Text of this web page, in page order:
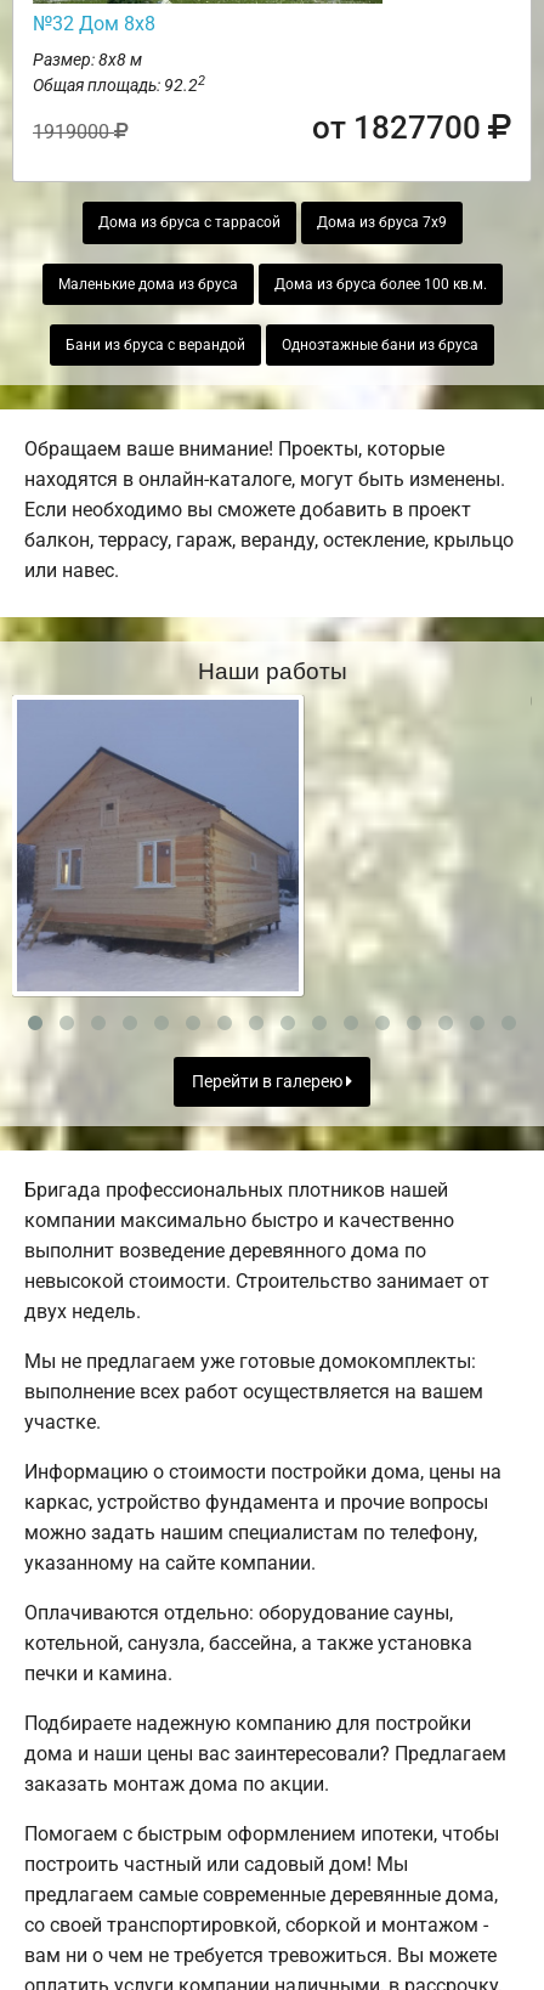
№32 Дом 8х8
Размер: 8х8 м
Общая площадь: 92.22
1919000 от 1827700
Дома из бруса с таррасой Дома из бруса 7х9
Маленькие дома из бруса Дома из бруса более 100 кв.м.
Бани из бруса с верандой Одноэтажные бани из бруса
Обращаем ваше внимание! Проекты, которые
находятся в онлайн-каталоге, могут быть изменены.
Если необходимо вы сможете добавить в проект
балкон, террасу, гараж, веранду, остекление, крыльцо
или навес.
Наши работы
Перейти в галерею
Бригада профессиональных плотников нашей
компании максимально быстро и качественно
выполнит возведение деревянного дома по
невысокой стоимости. Строительство занимает от
двух недель.
Мы не предлагаем уже готовые домокомплекты:
выполнение всех работ осуществляется на вашем
участке.
Информацию о стоимости постройки дома, цены на
каркас, устройство фундамента и прочие вопросы
можно задать нашим специалистам по телефону,
указанному на сайте компании.
Оплачиваются отдельно: оборудование сауны,
котельной, санузла, бассейна, а также установка
печки и камина.
Подбираете надежную компанию для постройки
дома и наши цены вас заинтересовали? Предлагаем
заказать монтаж дома по акции.
Помогаем с быстрым оформлением ипотеки, чтобы
построить частный или садовый дом! Мы
предлагаем самые современные деревянные дома,
со своей транспортировкой, сборкой и монтажом -
вам ни о чем не требуется тревожиться. Вы можете